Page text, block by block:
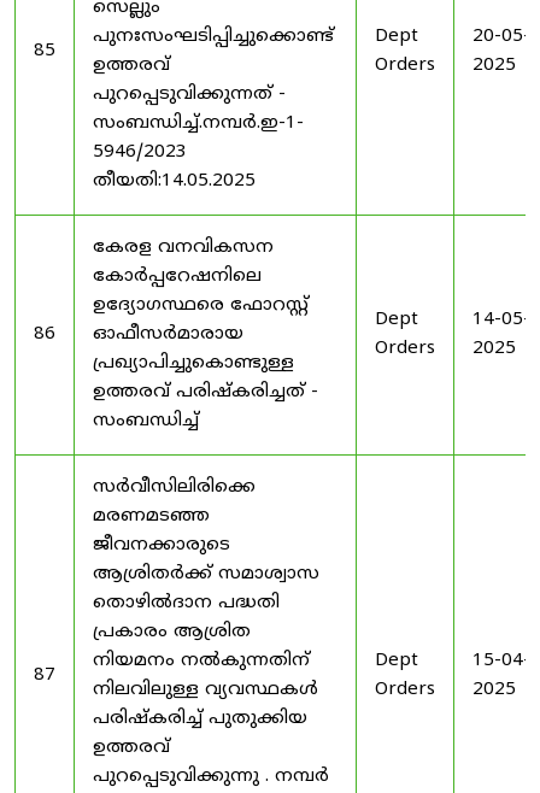
85
സെല്ലും
പുനഃസംഘടിപ്പിച്ചുക്കൊണ്ട്
ഉത്തരവ്
പുറപ്പെടുവിക്കുന്നത് -
സംബന്ധിച്ച്.നമ്പർ.ഇ-1-
5946/2023
തീയതി:14.05.2025
Dept
Orders
20-05-
2025
86
കേരള വനവികസന
കോർപ്പറേഷനിലെ
ഉദ്യോഗസ്ഥരെ ഫോറസ്റ്റ്
ഓഫീസർമാരായ
പ്രഖ്യാപിച്ചുകൊണ്ടുള്ള
ഉത്തരവ് പരിഷ്കരിച്ചത് -
സംബന്ധിച്ച്
Dept
Orders
14-05-
2025
87
സർവീസിലിരിക്കെ
മരണമടഞ്ഞ
ജീവനക്കാരുടെ
ആശ്രിതർക്ക് സമാശ്വാസ
തൊഴിൽദാന പദ്ധതി
പ്രകാരം ആശ്രിത
നിയമനം നൽകുന്നതിന്
നിലവിലുള്ള വ്യവസ്ഥകൾ
പരിഷ്കരിച്ച് പുതുക്കിയ
ഉത്തരവ്
പുറപ്പെടുവിക്കുന്നു . നമ്പർ
Dept
Orders
15-04-
2025